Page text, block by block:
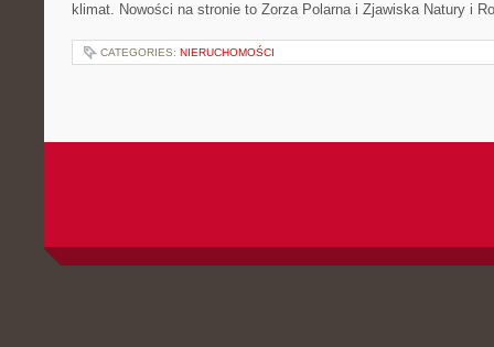
klimat. Nowości na stronie to Zorza Polarna i Zjawiska Natury i
CATEGORIES: NIERUCHOMOŚCI